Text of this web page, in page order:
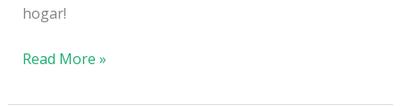
hogar!
Read More »